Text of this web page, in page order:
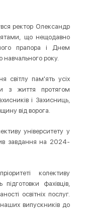
ректор Олександр
що нещодавно
прапора і Днем
навчального року.
світлу пам'ять усіх
з життя протягом
і Захисниць,
від ворога.
університету у
завдання на 2024-
колективу
фахівців,
освітніх послуг.
випускників до